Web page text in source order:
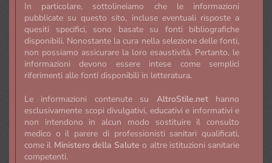
In particolare, sottolineiamo che le informazioni
pubblicate su questo sito, incluse eventuali risposte a
quesiti specifici, sono basate su fonti bibliografiche
disponibili. Nonostante la cura nella selezione delle fonti,
non possiamo assicurare la loro esaustività. Pertanto, le
informazioni devono essere intese come semplici
riferimenti alle fonti disponibili in letteratura.
Le informazioni contenute su AltroStile.nethanno
esclusivamente scopi divulgativi, educativi e informativi e
non intendono in alcun modo sostituire il consulto
medico o il parere di professionisti sanitari qualificati,
come il Ministero della Salute o altre istituzioni sanitarie
competenti.